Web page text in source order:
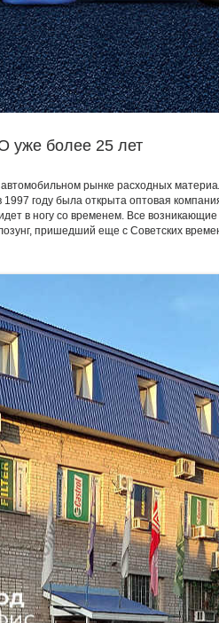
уже более 25 лет
рынке расходных
году была открыта оптовая
в ногу со временем. Все
пришедший еще с Советских